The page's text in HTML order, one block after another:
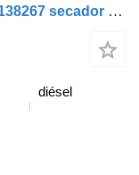
Knorr-Bremse Actros MP4 (01.12-) K138267 secador de aire para Mercedes-Benz Actros MP4 Antos Arocs (2012-) cabeza tractora
diésel